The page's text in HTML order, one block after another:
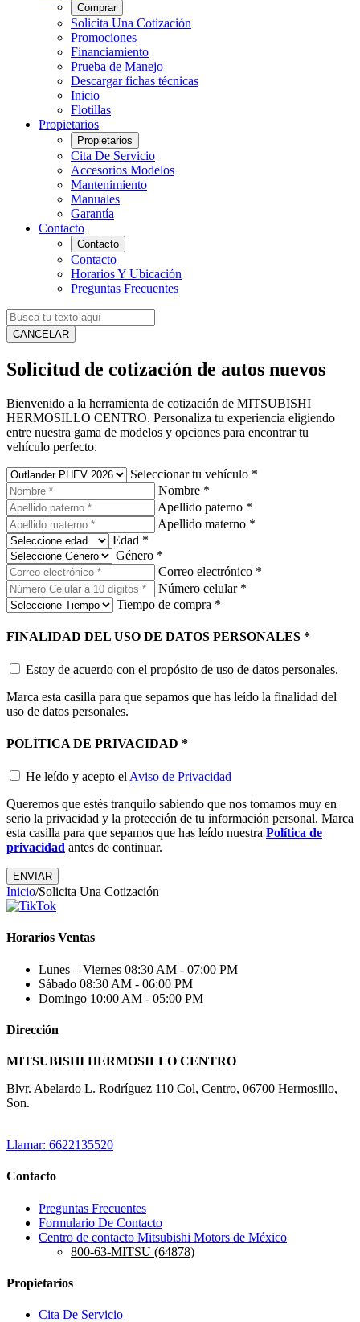
Comprar
Solicita Una Cotización
Promociones
Financiamiento
Prueba de Manejo
Descargar fichas técnicas
Inicio
Flotillas
Propietarios
Propietarios
Cita De Servicio
Accesorios Modelos
Mantenimiento
Manuales
Garantía
Contacto
Contacto
Contacto
Horarios Y Ubicación
Preguntas Frecuentes
CANCELAR
Solicitud de cotización de autos nuevos
Bienvenido a la herramienta de cotización de MITSUBISHI
HERMOSILLO CENTRO. Personaliza tu experiencia eligiendo
entre nuestra gama de modelos y opciones para encontrar tu
vehículo perfecto.
Seleccionar tu vehículo *
Nombre *
Apellido paterno *
Apellido materno *
Edad *
Género *
Correo electrónico *
Número celular *
Tiempo de compra *
FINALIDAD DEL USO DE DATOS PERSONALES *
Estoy de acuerdo con el propósito de uso de datos personales.
Marca esta casilla para que sepamos que has leído la finalidad del
uso de datos personales.
POLÍTICA DE PRIVACIDAD *
He leído y acepto el Aviso de Privacidad
Queremos que estés tranquilo sabiendo que nos tomamos muy en
serio la privacidad y la protección de tu información personal. Marca
esta casilla para que sepamos que has leído nuestra Política de
privacidad antes de continuar.
Inicio/Solicita Una Cotización
Horarios Ventas
Lunes – Viernes 08:30 AM - 07:00 PM
Sábado 08:30 AM - 06:00 PM
Domingo 10:00 AM - 05:00 PM
Dirección
MITSUBISHI HERMOSILLO CENTRO
Blvr. Abelardo L. Rodríguez 110 Col, Centro, 06700 Hermosillo,
Son.
Llamar: 6622135520
Contacto
Preguntas Frecuentes
Formulario De Contacto
Centro de contacto Mitsubishi Motors de México
800-63-MITSU (64878)
Propietarios
Cita De Servicio